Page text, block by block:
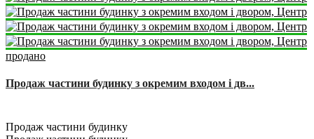
продано
Продаж частини будинку з окремим входом і дв...
Продаж частини будинку